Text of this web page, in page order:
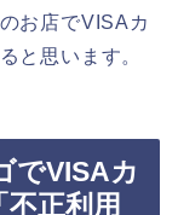
お店でVISAカ
と思います。
でVISAカ
正利用